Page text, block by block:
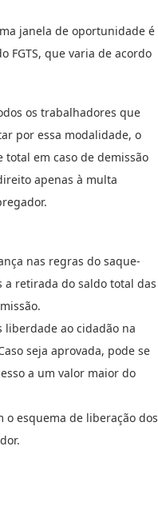
janela de oportunidade é
FGTS, que varia de acordo
os trabalhadores que
por essa modalidade, o
em caso de demissão
apenas à multa
nas regras do saque-
retirada do saldo total das
ao cidadão na
seja aprovada, pode se
a um valor maior do
o esquema de liberação dos